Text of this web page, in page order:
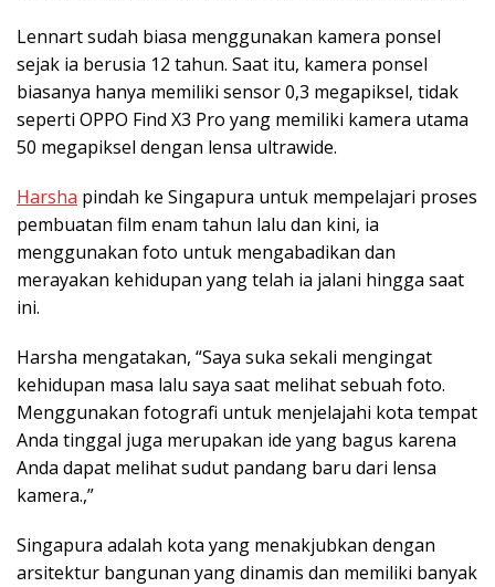
Lennart sudah biasa menggunakan kamera ponsel
sejak ia berusia 12 tahun. Saat itu, kamera ponsel
biasanya hanya memiliki sensor 0,3 megapiksel, tidak
seperti OPPO Find X3 Pro yang memiliki kamera utama
50 megapiksel dengan lensa ultrawide.
Harsha pindah ke Singapura untuk mempelajari proses
pembuatan film enam tahun lalu dan kini, ia
menggunakan foto untuk mengabadikan dan
merayakan kehidupan yang telah ia jalani hingga saat
ini.
Harsha mengatakan, “Saya suka sekali mengingat
kehidupan masa lalu saya saat melihat sebuah foto.
Menggunakan fotografi untuk menjelajahi kota tempat
Anda tinggal juga merupakan ide yang bagus karena
Anda dapat melihat sudut pandang baru dari lensa
kamera.,”
Singapura adalah kota yang menakjubkan dengan
arsitektur bangunan yang dinamis dan memiliki banyak